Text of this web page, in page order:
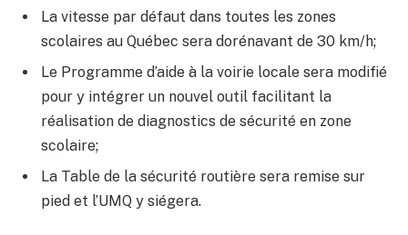
La vitesse par défaut dans toutes les zones
scolaires au Québec sera dorénavant de 30 km/h;
Le Programme d’aide à la voirie locale sera modifié
pour y intégrer un nouvel outil facilitant la
réalisation de diagnostics de sécurité en zone
scolaire;
La Table de la sécurité routière sera remise sur
pied et l’UMQ y siégera.